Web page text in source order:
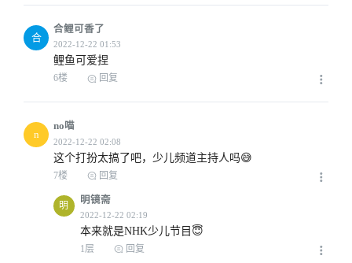
2022-12-21 16:30
合
合鲤可香了
鲤鱼可爱捏
6楼 回复
n
no喵
这个打扮太搞了吧，少儿频道主持人吗😅
7楼 回复
明
明镜斋
本来就是NHK少儿节目😇
1层 回复